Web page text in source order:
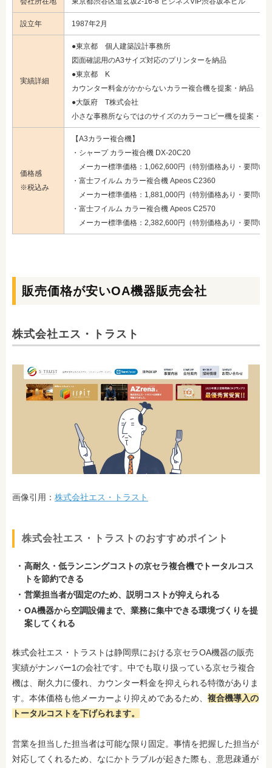
設立年 1987年2月
実績詳細
●東京都 個人建築設計事務所
図面確認用のA3サイズ対応のプリンターを納品
●東京都 K
カウンター料金がかからないカラー複合機を提案・納品
●大阪府 T株式会社
小さな事務所ならではのサイズのカラーコピー機を提案・納
価格感
※税込み
【A3カラー複合機】
・シャープ カラー複合機 DX-20C20
メーカー標準価格：1,062,600円（特別価格あり・要問い
・富士フイルム カラー複合機 Apeos C2360
メーカー標準価格：1,881,000円（特別価格あり・要問い
・富士フイルム カラー複合機 Apeos C2570
メーカー標準価格：2,382,600円（特別価格あり・要問い
販売価格が安いOA機器販売会社
株式会社エス・トラスト
画像引用： 株式会社エス・トラスト
株式会社エス・トラストのおすすめポイント
高耐久・低ランニングコストの京セラ複合機でトータルコス
トを節約できる
営業担当者が固定のため、説明コストが抑えられる
OA機器から空調設備まで、業務に集中できる環境づくりを提
案してくれる
株式会社エス・トラストは静岡県における京セラOA機器の販売
実績がナンバー1の会社です。中でも取り扱っている京セラ複合
機は、耐久力に優れ、カウンター料金を抑えられる特徴がありま
す。本体価格も他メーカーより抑えめであるため、 複合機導入の
トータルコストを下げられます。
営業を担当した担当者は可能な限り固定。事情を把握した担当が
対応してくれるため、なにかトラブルが起きた際も、意思疎通が